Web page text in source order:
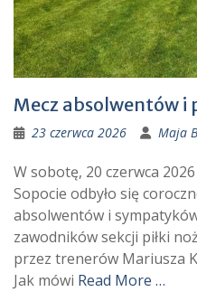
Mecz absolwentów i
23 czerwca 2026 Maja
W sobotę, 20 czerwca
Sopocie odbyło się
absolwentów i
zawodników sekcji piłki
przez trenerów Mariusza
Jak mówi Read More …